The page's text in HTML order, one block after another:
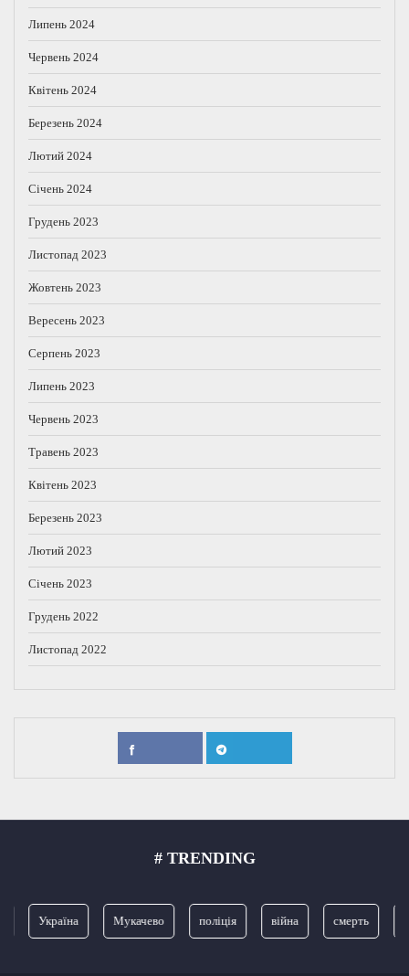
Липень 2024
Червень 2024
Квітень 2024
Березень 2024
Лютий 2024
Січень 2024
Грудень 2023
Листопад 2023
Жовтень 2023
Вересень 2023
Серпень 2023
Липень 2023
Червень 2023
Травень 2023
Квітень 2023
Березень 2023
Лютий 2023
Січень 2023
Грудень 2022
Листопад 2022
# TRENDING
Україна Мукачево поліція війна смерть